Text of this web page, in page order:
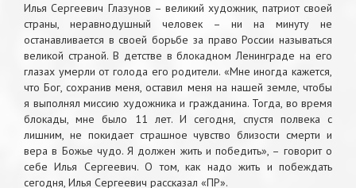
Илья Сергеевич Глазунов – великий художник, патриот своей
страны, неравнодушный человек – ни на минуту не
останавливается в своей борьбе за право России называться
великой страной. В детстве в блокадном Ленинграде на его
глазах умерли от голода его родители. «Мне иногда кажется,
что Бог, сохранив меня, оставил меня на нашей земле, чтобы
я выполнял миссию художника и гражданина. Тогда, во время
блокады, мне было 11 лет. И сегодня, спустя полвека с
лишним, не покидает страшное чувство близости смерти и
вера в Божье чудо. Я должен жить и победить», – говорит о
себе Илья Сергеевич. О том, как надо жить и побеждать
сегодня, Илья Сергеевич рассказал «ПР».